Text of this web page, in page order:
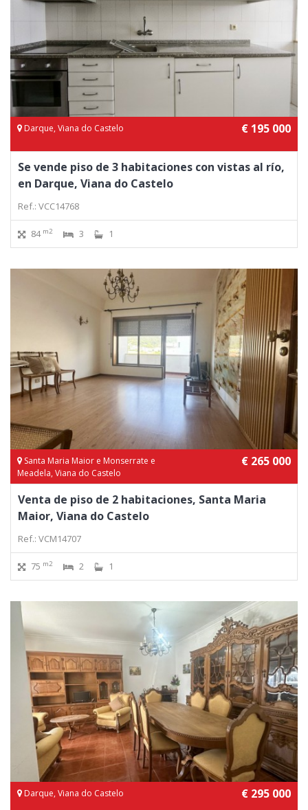
Darque, Viana do Castelo € 195 000
Se vende piso de 3 habitaciones con vistas al río,
en Darque, Viana do Castelo
Ref.: VCC14768
84 m2 3 1
Santa Maria Maior e Monserrate e
Meadela, Viana do Castelo
€ 265 000
Venta de piso de 2 habitaciones, Santa Maria
Maior, Viana do Castelo
Ref.: VCM14707
75 m2 2 1
Darque, Viana do Castelo € 295 000